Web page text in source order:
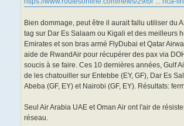
Bien dommage, peut être il aurait fallu utiliser du
tag sur Dar Es Salaam ou Kigali et des meilleurs
Emirates et son bras armé FlyDubai et Qatar
aide de RwandAir pour récupérer des pax via
soucis à se faire. Ces 10 dernières années, Gulf
de les chatouiller sur Entebbe (EY, GF), Dar Es
Abeba (GF, EY) et Nairobi (GF, EY). Résultats:
Seul Air Arabia UAE et Oman Air ont l'air de
réseau.